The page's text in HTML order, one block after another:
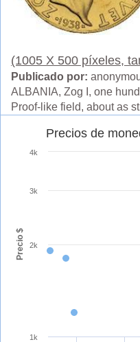
(1005 X 500 píxeles,
Publicado por:
ALBANIA, Zog I, one
Proof-like field, about as